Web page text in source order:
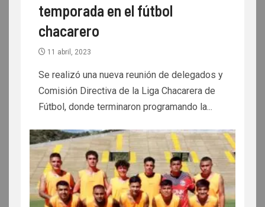
temporada en el fútbol
chacarero
11 abril, 2023
Se realizó una nueva reunión de delegados y
Comisión Directiva de la Liga Chacarera de
Fútbol, donde terminaron programando la...